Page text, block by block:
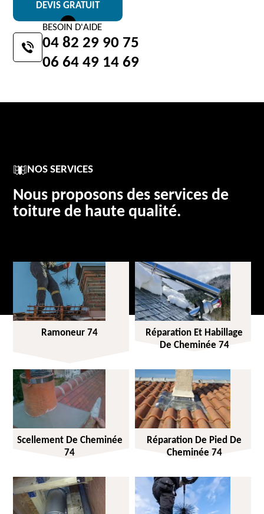
DEVIS GRATUIT
BESOIN D'AIDE
04 82 29 90 75
06 64 49 14 69
NOS SERVICES
Nous proposons des services de
toiture de haute qualité.
Ramoneur 74
Réparation Et Habillage
De Cheminée 74
Scellement De Cheminée
74
Réparation De Pied De
Cheminée 74